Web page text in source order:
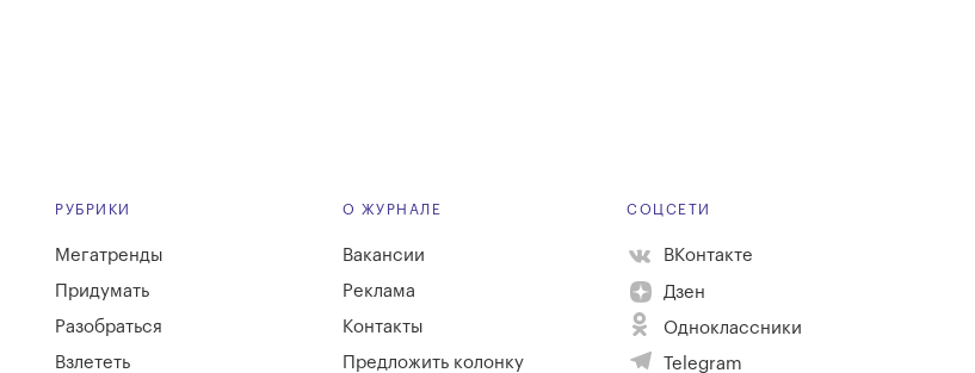
РУБРИКИ
Мегатренды
Придумать
Разобраться
Взлететь
О ЖУРНАЛЕ
Вакансии
Реклама
Контакты
Предложить колонку
СОЦСЕТИ
ВКонтакте
Дзен
Одноклассники
Telegram